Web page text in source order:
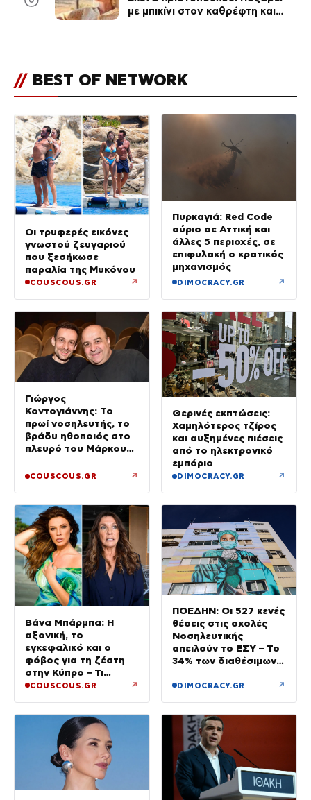
με μπικίνι στον καθρέφτη και
// BEST OF NETWORK
Οι τρυφερές εικόνες
γνωστού ζευγαριού
που ξεσήκωσε
παραλία της Μυκόνου
COUSCOUS.GR ↗
Πυρκαγιά: Red Code
αύριο σε Αττική και
άλλες 5 περιοχές, σε
επιφυλακή ο κρατικός
μηχανισμός
DIMOCRACY.GR ↗
Γιώργος
Κοντογιάννης: Το
πρωί νοσηλευτής, το
βράδυ ηθοποιός στο
πλευρό του Μάρκου
COUSCOUS.GR ↗
Θερινές εκπτώσεις:
Χαμηλότερος τζίρος
και αυξημένες πιέσεις
από το ηλεκτρονικό
εμπόριο
DIMOCRACY.GR ↗
Βάνα Μπάρμπα: Η
αξονική, το
εγκεφαλικό και ο
φόβος για τη ζέστη
στην Κύπρο – Τι
τρέμουν οι γιατροί για
COUSCOUS.GR ↗
ΠΟΕΔΗΝ: Οι 527 κενές
θέσεις στις σχολές
Νοσηλευτικής
απειλούν το ΕΣΥ – Το
34% των διαθέσιμων
DIMOCRACY.GR ↗